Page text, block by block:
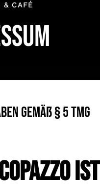
& CAFÉ
gemäß § 5 TMG
ist